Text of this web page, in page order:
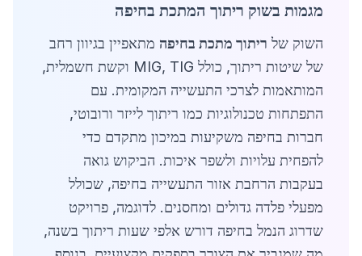
מגמות בשוק ריתוך המתכת בחיפה
השוק של ריתוך מתכת בחיפה מתאפיין בגיוון רחב
של שיטות ריתוך, כולל MIG, TIG וקשת חשמלית,
המותאמות לצרכי התעשייה המקומית. עם
התפתחות טכנולוגיות כמו ריתוך לייזר ורובוטי,
חברות בחיפה משקיעות במיכון מתקדם כדי
להפחית עלויות ולשפר איכות. הביקוש גואה
בעקבות הרחבת אזור התעשייה בחיפה, שכולל
מפעלי פלדה גדולים ומחסנים. לדוגמה, פרויקט
שדרוג הנמל בחיפה דורש אלפי שעות ריתוך בשנה,